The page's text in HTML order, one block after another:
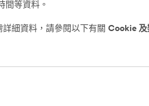
間等資料。
細資料，請參閱以下有關 Cookie 及